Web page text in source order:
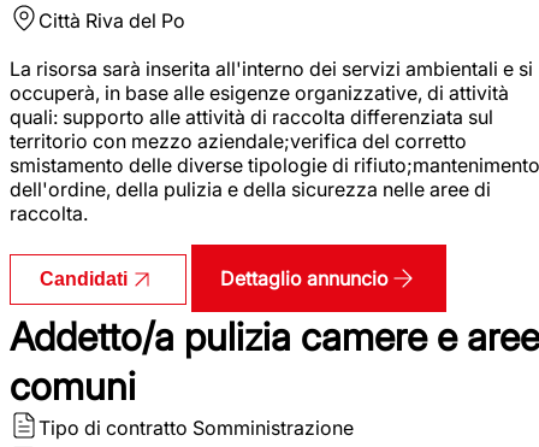
Città Riva del Po
La risorsa sarà inserita all'interno dei servizi ambientali e si
occuperà, in base alle esigenze organizzative, di attività
quali: supporto alle attività di raccolta differenziata sul
territorio con mezzo aziendale;verifica del corretto
smistamento delle diverse tipologie di rifiuto;mantenimento
dell'ordine, della pulizia e della sicurezza nelle aree di
raccolta.
Candidati Dettaglio annuncio
Addetto/a pulizia camere e aree
comuni
Tipo di contratto Somministrazione